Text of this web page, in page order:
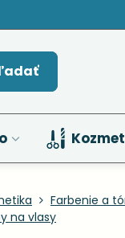
Farbenie a
na vlasy